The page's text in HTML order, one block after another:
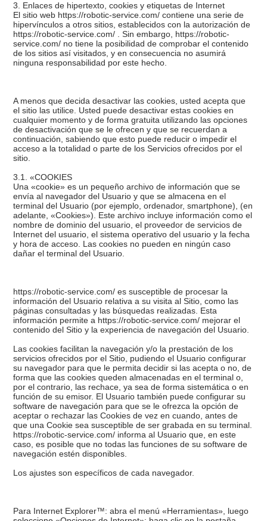
3. Enlaces de hipertexto, cookies y etiquetas de Internet
El sitio web https://robotic-service.com/ contiene una serie de
hipervínculos a otros sitios, establecidos con la autorización de
https://robotic-service.com/ . Sin embargo, https://robotic-
service.com/ no tiene la posibilidad de comprobar el contenido
de los sitios así visitados, y en consecuencia no asumirá
ninguna responsabilidad por este hecho.
A menos que decida desactivar las cookies, usted acepta que
el sitio las utilice. Usted puede desactivar estas cookies en
cualquier momento y de forma gratuita utilizando las opciones
de desactivación que se le ofrecen y que se recuerdan a
continuación, sabiendo que esto puede reducir o impedir el
acceso a la totalidad o parte de los Servicios ofrecidos por el
sitio.
3.1. «COOKIES
Una «cookie» es un pequeño archivo de información que se
envía al navegador del Usuario y que se almacena en el
terminal del Usuario (por ejemplo, ordenador, smartphone), (en
adelante, «Cookies»). Este archivo incluye información como el
nombre de dominio del usuario, el proveedor de servicios de
Internet del usuario, el sistema operativo del usuario y la fecha
y hora de acceso. Las cookies no pueden en ningún caso
dañar el terminal del Usuario.
https://robotic-service.com/ es susceptible de procesar la
información del Usuario relativa a su visita al Sitio, como las
páginas consultadas y las búsquedas realizadas. Esta
información permite a https://robotic-service.com/ mejorar el
contenido del Sitio y la experiencia de navegación del Usuario.
Las cookies facilitan la navegación y/o la prestación de los
servicios ofrecidos por el Sitio, pudiendo el Usuario configurar
su navegador para que le permita decidir si las acepta o no, de
forma que las cookies queden almacenadas en el terminal o,
por el contrario, las rechace, ya sea de forma sistemática o en
función de su emisor. El Usuario también puede configurar su
software de navegación para que se le ofrezca la opción de
aceptar o rechazar las Cookies de vez en cuando, antes de
que una Cookie sea susceptible de ser grabada en su terminal.
https://robotic-service.com/ informa al Usuario que, en este
caso, es posible que no todas las funciones de su software de
navegación estén disponibles.
Los ajustes son específicos de cada navegador.
Para Internet Explorer™: abra el menú «Herramientas», luego